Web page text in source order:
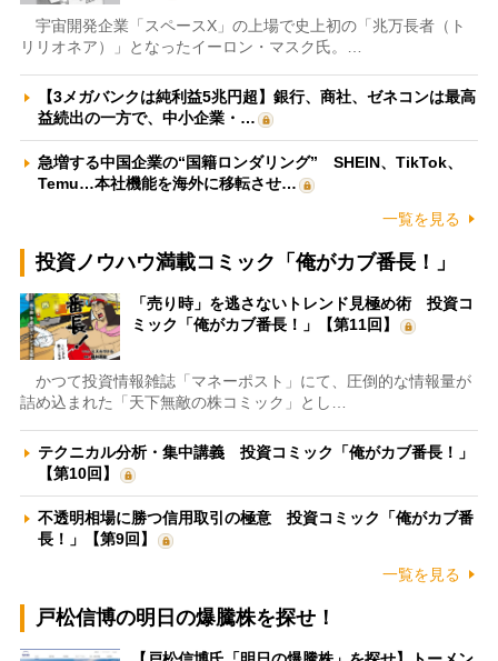
宇宙開発企業「スペースX」の上場で史上初の「兆万長者（ト
リリオネア）」となったイーロン・マスク氏。…
【3メガバンクは純利益5兆円超】銀行、商社、ゼネコンは最高
益続出の一方で、中小企業・…
急増する中国企業の“国籍ロンダリング” SHEIN、TikTok、
Temu…本社機能を海外に移転させ…
一覧を見る
投資ノウハウ満載コミック「俺がカブ番長！」
「売り時」を逃さないトレンド見極め術 投資コ
ミック「俺がカブ番長！」【第11回】
かつて投資情報雑誌「マネーポスト」にて、圧倒的な情報量が
詰め込まれた「天下無敵の株コミック」とし…
テクニカル分析・集中講義 投資コミック「俺がカブ番長！」
【第10回】
不透明相場に勝つ信用取引の極意 投資コミック「俺がカブ番
長！」【第9回】
一覧を見る
戸松信博の明日の爆騰株を探せ！